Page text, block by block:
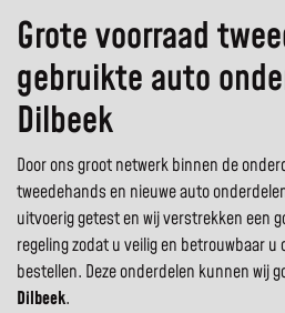
Grote voorraad
gebruikte auto
Dilbeek
Door ons groot netwerk binnen de
tweedehands en nieuwe auto
uitvoerig getest en wij verstrekken een
regeling zodat u veilig en betrouwbaar
bestellen. Deze onderdelen kunnen wij
Dilbeek.